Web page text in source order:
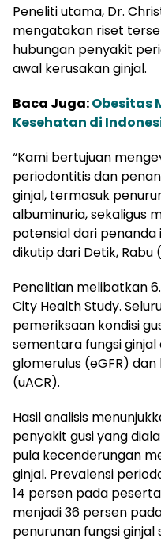
Peneliti utama, Dr.
mengatakan riset
hubungan penyakit
awal kerusakan ginjal.
Baca Juga:Obesitas
Kesehatan di
“Kami bertujuan
periodontitis dan
ginjal, termasuk
albuminuria, sekaligus
potensial dari penanda
dikutip dari Detik,
Penelitian melibatkan
City Health Study.
pemeriksaan kondisi
sementara fungsi ginjal
glomerulus (eGFR)
(uACR).
Hasil analisis
penyakit gusi yang
pula kecenderungan
ginjal. Prevalensi
14 persen pada
menjadi 36 persen
penurunan fungsi ginjal